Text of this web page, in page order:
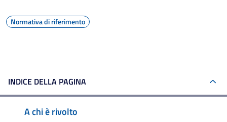
Normativa di riferimento
INDICE DELLA PAGINA
A chi è rivolto